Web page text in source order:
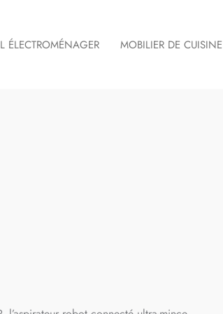
ÉLECTROMÉNAGER MOBILIER DE CUISINE